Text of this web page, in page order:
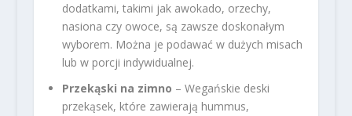
dodatkami, takimi jak awokado, orzechy,
nasiona czy owoce, są zawsze doskonałym
wyborem. Można je podawać w dużych misach
lub w porcji indywidualnej.
Przekąski na zimno – Wegańskie deski
przekąsek, które zawierają hummus,